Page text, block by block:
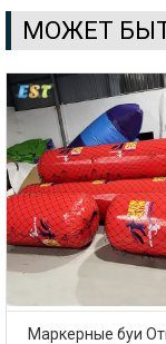
МОЖЕТ
Маркерные буи